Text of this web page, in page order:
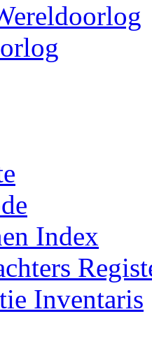
Index
Inventaris